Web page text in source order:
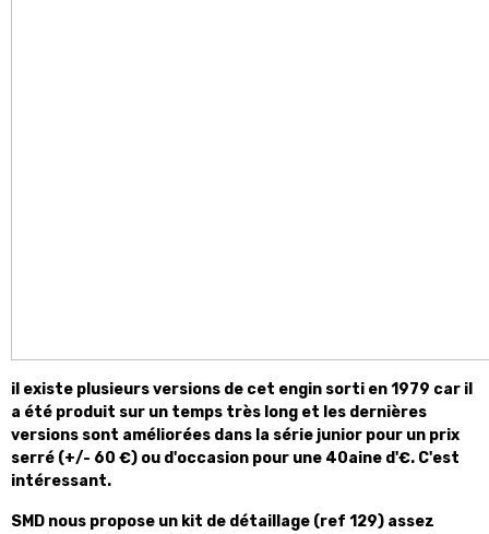
il existe plusieurs versions de cet engin sorti en 1979 car il
a été produit sur un temps très long et les dernières
versions sont améliorées dans la série junior pour un prix
serré (+/- 60 €) ou d'occasion pour une 40aine d'€. C'est
intéressant.
SMD nous propose un kit de détaillage (ref 129) assez